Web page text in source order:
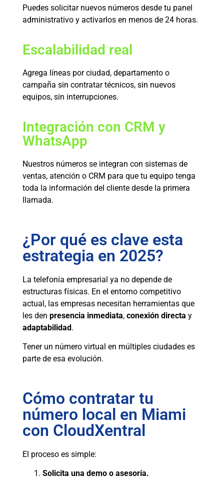
Puedes solicitar nuevos números desde tu panel
administrativo y activarlos en menos de 24 horas.
Escalabilidad real
Agrega líneas por ciudad, departamento o
campaña sin contratar técnicos, sin nuevos
equipos, sin interrupciones.
Integración con CRM y
WhatsApp
Nuestros números se integran con sistemas de
ventas, atención o CRM para que tu equipo tenga
toda la información del cliente desde la primera
llamada.
¿Por qué es clave esta
estrategia en 2025?
La telefonía empresarial ya no depende de
estructuras físicas. En el entorno competitivo
actual, las empresas necesitan herramientas que
les den presencia inmediata, conexión directa y
adaptabilidad.
Tener un número virtual en múltiples ciudades es
parte de esa evolución.
Cómo contratar tu
número local en Miami
con CloudXentral
El proceso es simple:
Solicita una demo o asesoría.